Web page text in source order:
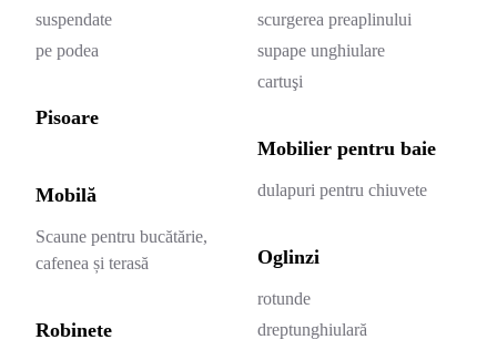
suspendate
pe podea
Pisoare
Mobilă
Scaune pentru bucătărie,
cafenea și terasă
Robinete
scurgerea preaplinului
supape unghiulare
cartuşi
Mobilier pentru baie
dulapuri pentru chiuvete
Oglinzi
rotunde
dreptunghiulară